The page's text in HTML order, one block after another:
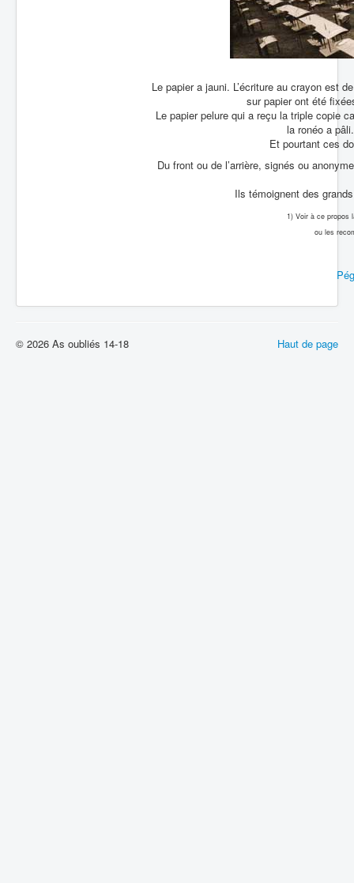
Le papier a jauni. L’écriture au crayon est
sur papier ont été
Le papier pelure qui a reçu la triple copie
la ronéo a
Et pourtant ces
Du front ou de l’arrière, signés ou
Ils témoignent des
1) Voir à ce propos
ou les
Haut de page
© 2026 As oubliés 14-18